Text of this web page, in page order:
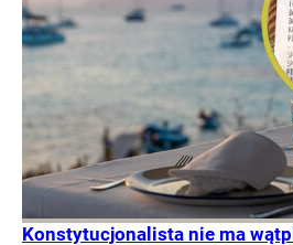
Konstytucjonalista nie ma